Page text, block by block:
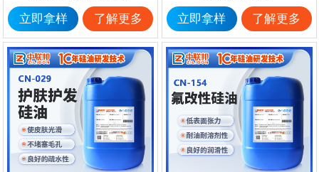
立即拿样 了解更多 立即拿样 了解更多